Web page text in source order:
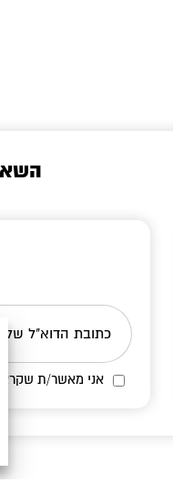
כתובת הדוא"ל שלך
אני מאשר/ת